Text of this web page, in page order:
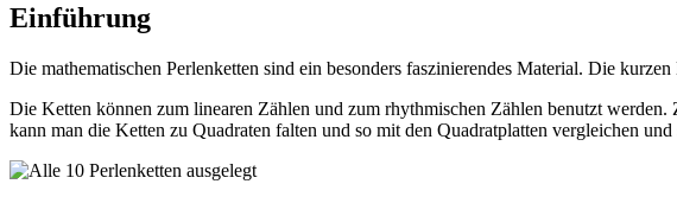
Einführung
Die mathematischen Perlenketten sind ein besonders faszinierendes Material. Die
Die Ketten können zum linearen Zählen und zum rhythmischen Zählen benutzt
kann man die Ketten zu Quadraten falten und so mit den Quadratplatten vergleichen